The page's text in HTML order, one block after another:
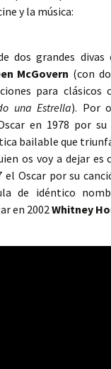
y la música:
dos grandes divas
McGovern (con
para clásicos
una Estrella). Por
en 1978 por su
bailable que
os voy a dejar es
el Oscar por su
de idéntico
en 2002Whitney